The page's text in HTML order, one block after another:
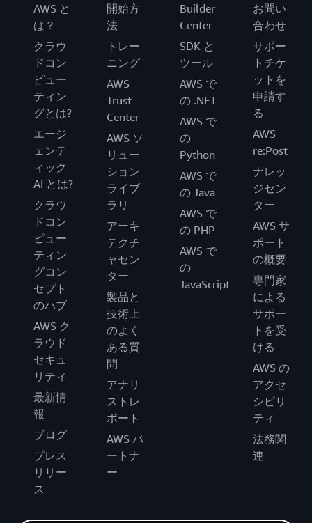
AWS と
は？
クラウ
ドコン
ピュー
ティン
グとは?
エージ
ェンテ
ィック
AI とは?
クラウ
ドコン
ピュー
ティン
グコン
セプト
のハブ
AWS ク
ラウド
セキュ
リティ
最新情
報
ブログ
プレス
リリー
ス
開始方
法
トレー
ニング
AWS
Trust
Center
AWS ソ
リュー
ション
ライブ
ラリ
アーキ
テクチ
ャセン
ター
製品と
技術上
のよく
ある質
問
アナリ
ストレ
ポート
AWS パ
ートナ
ー
Builder
Center
SDK と
ツール
AWS で
の .NET
AWS で
の
Python
AWS で
の Java
AWS で
の PHP
AWS で
の
JavaScript
お問い
合わせ
サポー
トチケ
ットを
申請す
る
AWS
re:Post
ナレッ
ジセン
ター
AWS サ
ポート
の概要
専門家
による
サポー
トを受
ける
AWS の
アクセ
シビリ
ティ
法務関
連